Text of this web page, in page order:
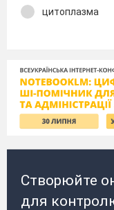
цитоплазма
Створюйте
для